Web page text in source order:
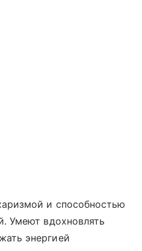
и способностью
Умеют вдохновлять
энергией